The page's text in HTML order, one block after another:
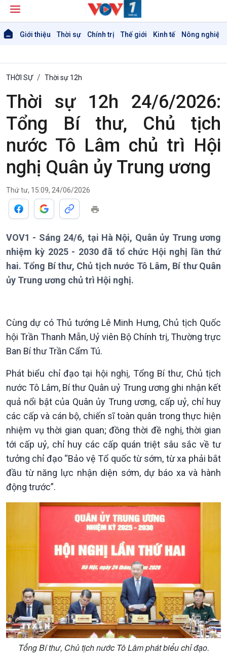
Giới thiệu Thời sự Chính trị Thế giới Kinh tế Nông nghiệp
Giới thiệu
Thời sự 6h
Thời sự 12h
Thời sự 18h
Thời sự 21h30
Bản tin
Chính trị
Tin Chính trị
Chính phủ với người dân
Quốc hội với cử tri
Xây dựng đảng
Đảng trong cuộc sống
Pháp luật và đời sống
Thế giới
Tin thế giới
Vấn đề quốc tế
Hồ sơ sự kiện quốc tế
Biên cương - Một dải vững
bền
Nông nghiệp & Biển đảo
THỜI SỰ Thời sự 12h
Thời sự 12h 24/6/2026:
Tổng Bí thư, Chủ tịch
nước Tô Lâm chủ trì Hội
nghị Quân ủy Trung ương
Thứ tư, 15:09, 24/06/2026
VOV1 - Sáng 24/6, tại Hà Nội, Quân ủy Trung ương
nhiệm kỳ 2025 - 2030 đã tổ chức Hội nghị lần thứ
hai. Tổng Bí thư, Chủ tịch nước Tô Lâm, Bí thư Quân
ủy Trung ương chủ trì Hội nghị.
Cùng dự có Thủ tướng Lê Minh Hưng, Chủ tịch Quốc
hội Trần Thanh Mẫn, Uỷ viên Bộ Chính trị, Thường trực
Ban Bí thư Trần Cẩm Tú.
Phát biểu chỉ đạo tại hội nghị, Tổng Bí thư, Chủ tịch
nước Tô Lâm, Bí thư Quân uỷ Trung ương ghi nhận kết
quả nổi bật của Quân ủy Trung ương, cấp uỷ, chỉ huy
các cấp và cán bộ, chiến sĩ toàn quân trong thực hiện
nhiệm vụ thời gian quan; đồng thời đề nghị, thời gian
tới cấp uỷ, chỉ huy các cấp quán triệt sâu sắc về tư
tưởng chỉ đạo “Bảo vệ Tổ quốc từ sớm, từ xa phải bắt
đầu từ năng lực nhận diện sớm, dự báo xa và hành
động trước”.
Tổng Bí thư, Chủ tịch nước Tô Lâm phát biểu chỉ đạo.